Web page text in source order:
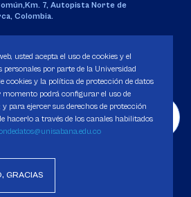
Km. 7, Autopista Norte de
Colombia.
130 del 14 de enero de 1980.
datos
usted acepta el uso de cookies y el
por parte de la Universidad
cookies y la política de protección de datos
momento podrá configurar el uso de
y para ejercer sus derechos de protección
hacerlo a través de los canales habilitados
GRACIAS